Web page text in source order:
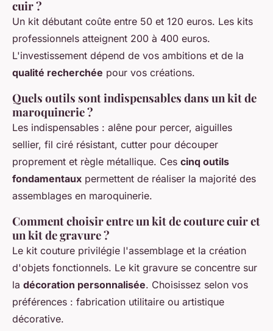
cuir ?
Un kit débutant coûte entre 50 et 120 euros. Les kits
professionnels atteignent 200 à 400 euros.
L'investissement dépend de vos ambitions et de la
qualité recherchée pour vos créations.
Quels outils sont indispensables dans un kit de
maroquinerie ?
Les indispensables : alêne pour percer, aiguilles
sellier, fil ciré résistant, cutter pour découper
proprement et règle métallique. Ces cinq outils
fondamentaux permettent de réaliser la majorité des
assemblages en maroquinerie.
Comment choisir entre un kit de couture cuir et
un kit de gravure ?
Le kit couture privilégie l'assemblage et la création
d'objets fonctionnels. Le kit gravure se concentre sur
la décoration personnalisée. Choisissez selon vos
préférences : fabrication utilitaire ou artistique
décorative.